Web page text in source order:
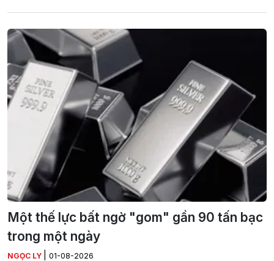
Một thế lực bất ngờ "gom" gần 90 tấn bạc
trong một ngày
NGỌC LY 01-08-2026